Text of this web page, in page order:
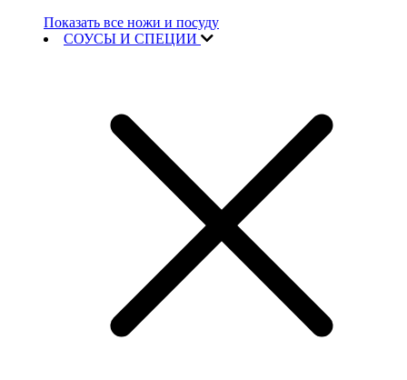
Показать все ножи и посуду
СОУСЫ И СПЕЦИИ